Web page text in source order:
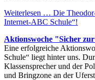
Weiterlesen … Die
Internet-ABC Schule“!
Aktionswoche "Sicher
Eine erfolgreiche
Schule“ liegt hinter uns.
Klassensprecher und der
und Bringzone an der